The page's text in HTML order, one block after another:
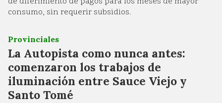
consumo, sin requerir subsidios.
La Autopista como nunca antes:
comenzaron los trabajos de
iluminación entre Sauce Viejo y
Santo Tomé
Provinciales